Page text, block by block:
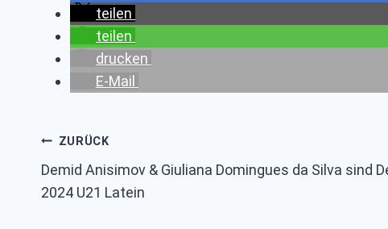
teilen
teilen
drucken
E-Mail
Beitragsnavigation
ZURÜCK
Demid Anisimov & Giuliana Domingues da Silva sind
2024 U21 Latein